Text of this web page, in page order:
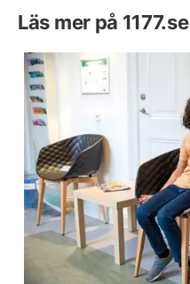
Läs mer på 1177.se